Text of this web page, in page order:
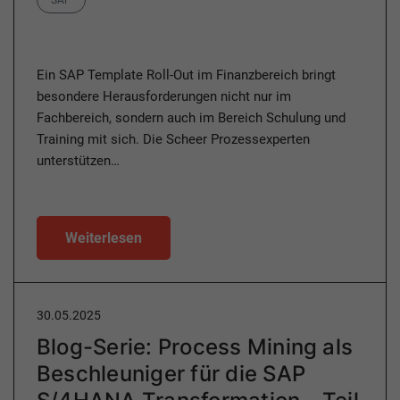
Ein SAP Template Roll-Out im Finanzbereich bringt
besondere Herausforderungen nicht nur im
Fachbereich, sondern auch im Bereich Schulung und
Training mit sich. Die Scheer Prozessexperten
unterstützen…
Weiterlesen
30.05.2025
Blog-Serie: Process Mining als
Beschleuniger für die SAP